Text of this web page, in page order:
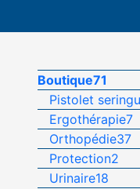
Boutique71
Pistolet
Ergothérapie7
Orthopédie37
Protection2
Urinaire18